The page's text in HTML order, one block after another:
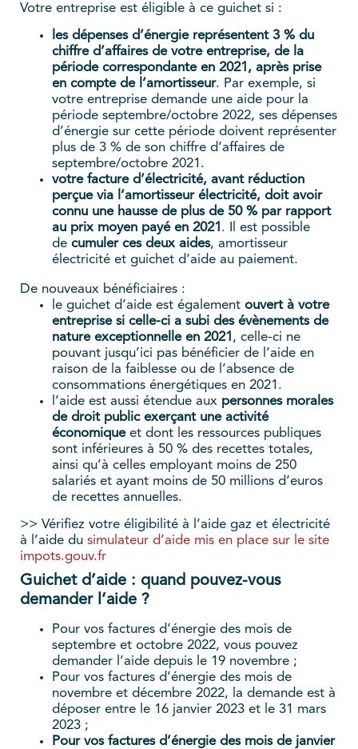
Votre entreprise est éligible à ce guichet si :
les dépenses d’énergie représentent 3 % du
chiffre d’affaires de votre entreprise, de la
période correspondante en 2021, après prise
en compte de l’amortisseur. Par exemple, si
votre entreprise demande une aide pour la
période septembre/octobre 2022, ses dépenses
d’énergie sur cette période doivent représenter
plus de 3 % de son chiffre d’affaires de
septembre/octobre 2021.
votre facture d’électricité, avant réduction
perçue via l’amortisseur électricité, doit avoir
connu une hausse de plus de 50 % par rapport
au prix moyen payé en 2021 . Il est possible
de cumuler ces deux aides, amortisseur
électricité et guichet d’aide au paiement.
De nouveaux bénéficiaires :
le guichet d’aide est également ouvert à votre
entreprise si celle-ci a subi des évènements de
nature exceptionnelle en 2021 , celle-ci ne
pouvant jusqu’ici pas bénéficier de l’aide en
raison de la faiblesse ou de l’absence de
consommations énergétiques en 2021.
l’aide est aussi étendue aux personnes morales
de droit public exerçant une activité
économique et dont les ressources publiques
sont inférieures à 50 % des recettes totales,
ainsi qu’à celles employant moins de 250
salariés et ayant moins de 50 millions d’euros
de recettes annuelles.
>> Vérifiez votre éligibilité à l’aide gaz et électricité
à l’aide du simulateur d’aide mis en place sur le site
impots.gouv.fr
Guichet d’aide : quand pouvez-vous
demander l’aide ?
Pour vos factures d’énergie des mois de
septembre et octobre 2022, vous pouvez
demander l’aide depuis le 19 novembre ;
Pour vos factures d’énergie des mois de
novembre et décembre 2022, la demande est à
déposer entre le 16 janvier 2023 et le 31 mars
2023 ;
Pour vos factures d’énergie des mois de janvier